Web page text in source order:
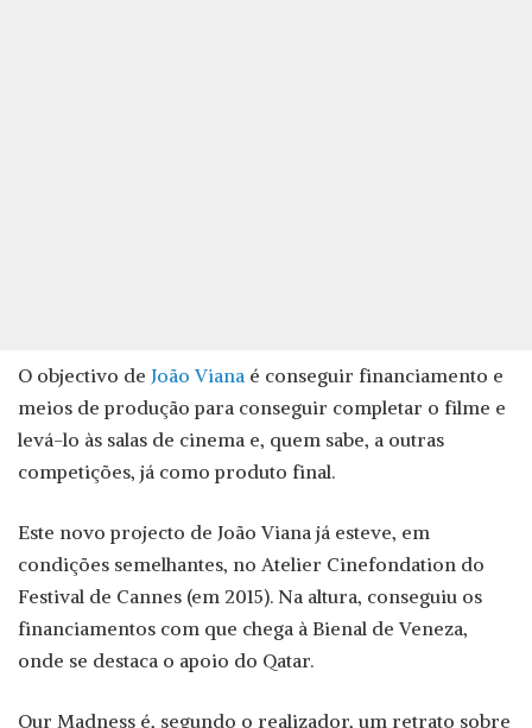
O objectivo de João Viana é conseguir financiamento e
meios de produção para conseguir completar o filme e
levá-lo às salas de cinema e, quem sabe, a outras
competições, já como produto final.
Este novo projecto de João Viana já esteve, em
condições semelhantes, no Atelier Cinefondation do
Festival de Cannes (em 2015). Na altura, conseguiu os
financiamentos com que chega à Bienal de Veneza,
onde se destaca o apoio do Qatar.
Our Madness é, segundo o realizador, um retrato sobre